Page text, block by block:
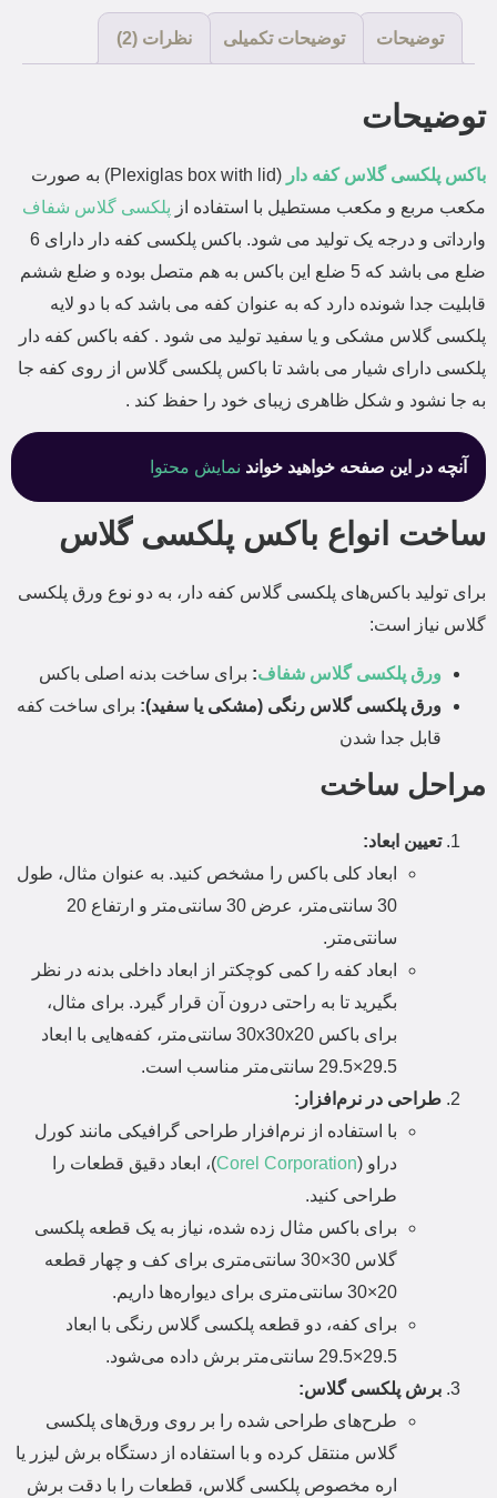
توضیحات توضیحات تکمیلی نظرات (2)
توضیحات
باکس پلکسی گلاس کفه دار
(Plexiglas box with lid) به صورت
مکعب مربع و مکعب مستطیل با استفاده از پلکسی گلاس شفاف
وارداتی و درجه یک تولید می شود. باکس پلکسی کفه دار دارای 6
ضلع می باشد که 5 ضلع این باکس به هم متصل بوده و ضلع ششم
قابلیت جدا شونده دارد که به عنوان کفه می باشد که با دو لایه
پلکسی گلاس مشکی و یا سفید تولید می شود . کفه باکس کفه دار
پلکسی دارای شیار می باشد تا باکس پلکسی گلاس از روی کفه جا
به جا نشود و شکل ظاهری زیبای خود را حفظ کند .
آنچه در این صفحه خواهید خواند نمایش محتوا
ساخت انواع باکس پلکسی گلاس
برای تولید باکس‌های پلکسی گلاس کفه دار، به دو نوع ورق پلکسی
گلاس نیاز است:
ورق پلکسی گلاس شفاف: برای ساخت بدنه اصلی باکس
ورق پلکسی گلاس رنگی (مشکی یا سفید): برای ساخت کفه
قابل جدا شدن
مراحل ساخت
تعیین ابعاد:
ابعاد کلی باکس را مشخص کنید. به عنوان مثال، طول
30 سانتی‌متر، عرض 30 سانتی‌متر و ارتفاع 20
سانتی‌متر.
ابعاد کفه را کمی کوچکتر از ابعاد داخلی بدنه در نظر
بگیرید تا به راحتی درون آن قرار گیرد. برای مثال،
برای باکس 30x30x20 سانتی‌متر، کفه‌هایی با ابعاد
29.5×29.
5 سانتی‌متر مناسب است.
طراحی در نرم‌افزار:
با استفاده از نرم‌افزار طراحی گرافیکی مانند کورل
دراو (Corel Corporation)، ابعاد دقیق قطعات را
طراحی کنید.
برای باکس مثال زده شده، نیاز به یک قطعه پلکسی
گلاس 30×30 سانتی‌متری برای کف و چهار قطعه
20×30 سانتی‌متری برای دیواره‌ها داریم.
برای کفه، دو قطعه پلکسی گلاس رنگی با ابعاد
29.5×29.
5 سانتی‌متر برش داده می‌شود.
برش پلکسی گلاس:
طرح‌های طراحی شده را بر روی ورق‌های پلکسی
گلاس منتقل کرده و با استفاده از دستگاه برش لیزر یا
اره مخصوص پلکسی گلاس، قطعات را با دقت برش